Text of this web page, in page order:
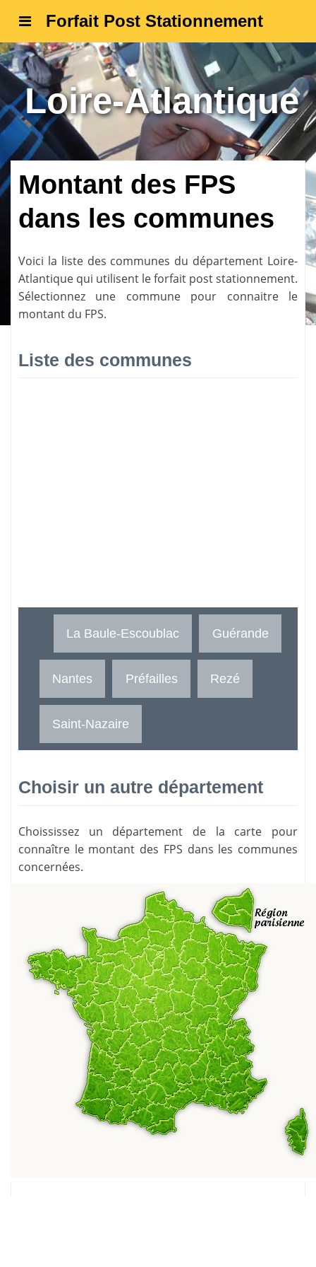
Forfait Post Stationnement
Loire-Atlantique
Montant des FPS
dans les communes
Voici la liste des communes du département Loire-
Atlantique qui utilisent le forfait post stationnement.
Sélectionnez une commune pour connaitre le
montant du FPS.
Liste des communes
La Baule-Escoublac Guérande
Nantes Préfailles Rezé
Saint-Nazaire
Choisir un autre département
Choississez un département de la carte pour
connaître le montant des FPS dans les communes
concernées.